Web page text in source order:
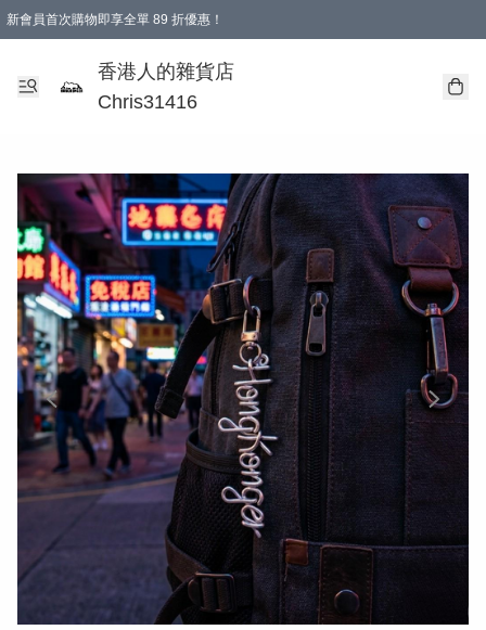
新會員首次購物即享全單 89 折優惠！
購物滿 HKD 499.00即享免運費優惠！（適用於 本地送貨、本地取貨 )
【滿 $300 專屬驚喜：無聲信物（最後一批）】
香港人的雜貨店
Chris31416